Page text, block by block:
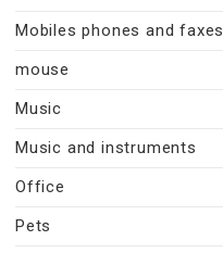
Mobiles phones and faxes
mouse
Music
Music and instruments
Office
Pets